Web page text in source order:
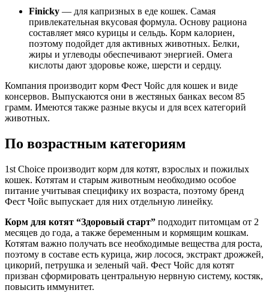
Finicky — для капризных в еде кошек. Самая
привлекательная вкусовая формула. Основу рациона
составляет мясо курицы и сельдь. Корм калориен,
поэтому подойдет для активных животных. Белки,
жиры и углеводы обеспечивают энергией. Омега
кислоты дают здоровье коже, шерсти и сердцу.
Компания производит корм Фест Чойс для кошек и виде
консервов. Выпускаются они в жестяных банках весом 85
грамм. Имеются также разные вкусы и для всех категорий
животных.
По возрастным категориям
1st Choice производит корм для котят, взрослых и пожилых
кошек. Котятам и старым животным необходимо особое
питание учитывая специфику их возраста, поэтому бренд
Фест Чойс выпускает для них отдельную линейку.
Корм для котят “Здоровый старт” подходит питомцам от 2
месяцев до года, а также беременным и кормящим кошкам.
Котятам важно получать все необходимые вещества для роста,
поэтому в составе есть курица, жир лосося, экстракт дрожжей,
цикорий, петрушка и зеленый чай. Фест Чойс для котят
призван сформировать центральную нервную систему, костяк,
повысить иммунитет.